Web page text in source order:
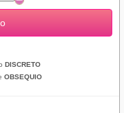
DISCRETO
OBSEQUIO